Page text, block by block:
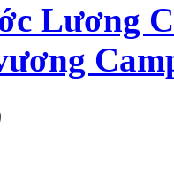
Lương